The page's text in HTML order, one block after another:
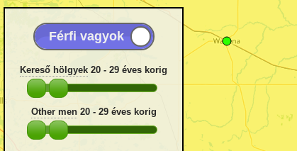
Kereső hölgyek 20 - 29 éves korig
Other men 20 - 29éves korig